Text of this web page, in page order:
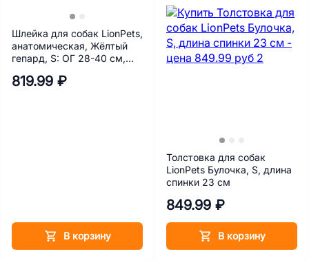
Шлейка для собак LionPets,
анатомическая, Жёлтый
гепард, S: ОГ 28-40 см,
819.99 ₽
В корзину
Толстовка для собак
LionPets Булочка, S, длина
спинки 23 см
849.99 ₽
В корзину